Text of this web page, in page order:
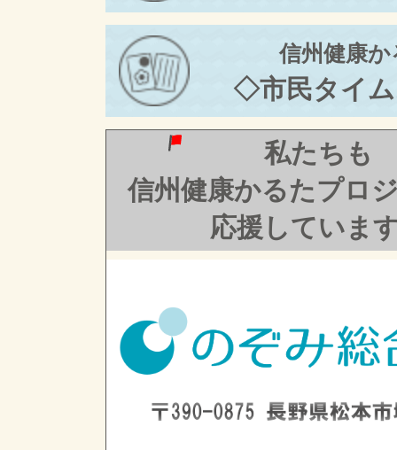
信州健康
◇市民タイ
私たちも
信州健康かるたプロ
応援していま